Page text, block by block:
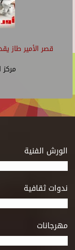
قصر الأمير طاز
مركز
الورش الفنية
ندوات ثقافية
مهرجانات